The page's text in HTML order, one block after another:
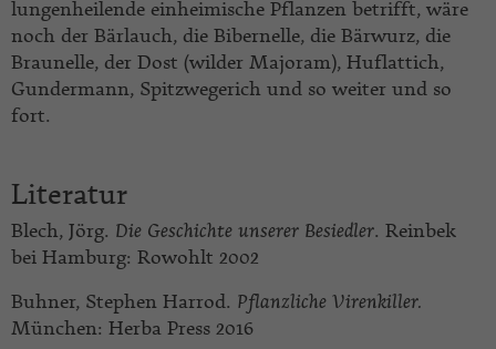
lungenheilende einheimische Pflanzen betrifft, wäre
noch der Bärlauch, die Bibernelle, die Bärwurz, die
Braunelle, der Dost (wilder Majoram), Huflattich,
Gundermann, Spitzwegerich und so weiter und so
fort.
Literatur
Blech, Jörg. Die Geschichte unserer Besiedler. Reinbek
bei Hamburg: Rowohlt 2002
Buhner, Stephen Harrod. Pflanzliche Virenkiller.
München: Herba Press 2016